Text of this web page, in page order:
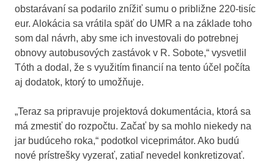
obstarávaní sa podarilo znížiť sumu o približne 220-tisíc
eur. Alokácia sa vrátila späť do UMR a na základe toho
som dal návrh, aby sme ich investovali do potrebnej
obnovy autobusových zastávok v R. Sobote,“ vysvetlil
Tóth a dodal, že s využitím financií na tento účel počíta
aj dodatok, ktorý to umožňuje.
„Teraz sa pripravuje projektová dokumentácia, ktorá sa
má zmestiť do rozpočtu. Začať by sa mohlo niekedy na
jar budúceho roka,“ podotkol viceprimátor. Ako budú
nové prístrešky vyzerať, zatiaľ nevedel konkretizovať.